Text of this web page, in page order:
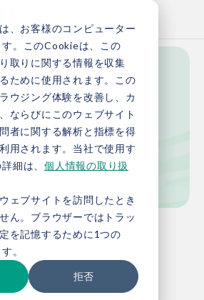
、お客様のコンピューター
。このCookieは、この
取りに関する情報を収集
ために使用されます。この
ウジング体験を改善し、カ
ならびにこのウェブサイト
者に関する解析と指標を得
用されます。当社で使用す
細は、 個人情報の取り扱
ェブサイトを訪問したとき
ん。ブラウザーではトラッ
を記憶するために1つの
。
拒否
ブログ